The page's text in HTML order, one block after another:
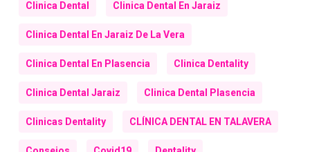
Clinica Dental Clinica Dental En Jaraiz
Clinica Dental En Jaraiz De La Vera
Clinica Dental En Plasencia Clinica Dentality
Clinica Dental Jaraiz Clinica Dental Plasencia
Clinicas Dentality CLÍNICA DENTAL EN TALAVERA